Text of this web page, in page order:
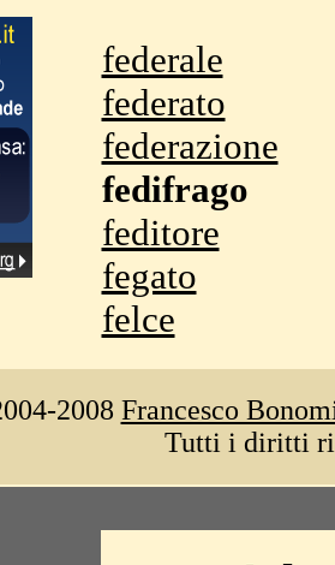
federale
federato
federazione
fedifrago
feditore
fegato
felce
2008 Francesco
Tutti i diritti